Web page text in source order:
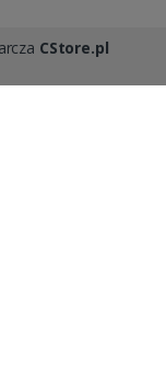
CStore.pl